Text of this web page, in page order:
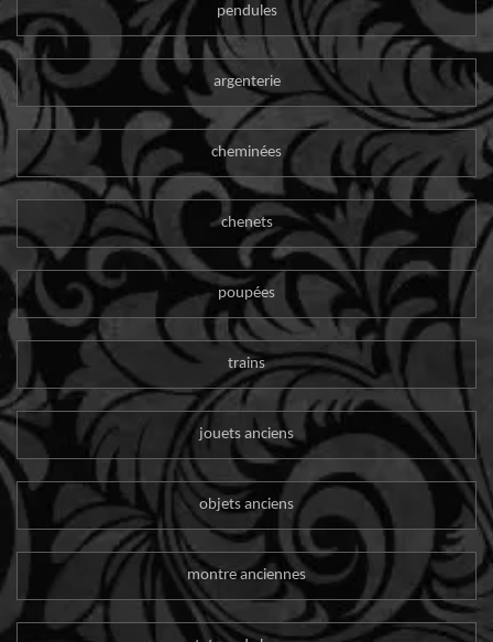
pendules
argenterie
cheminées
chenets
poupées
trains
jouets anciens
objets anciens
montre anciennes